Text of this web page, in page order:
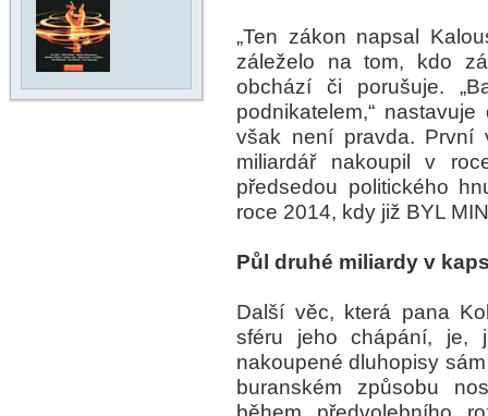
„Ten zákon napsal
záleželo na tom, kdo
obchází či porušuje.
podnikatelem,“
však není pravda. První
miliardář nakoupil v
předsedou politického
roce 2014, kdy již BYL
Půl druhé miliardy v
Další věc, která pana
sféru jeho chápání, je,
nakoupené dluhopisy
buranském způsobu